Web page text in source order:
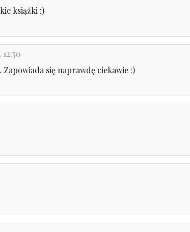
książki :)
Zapowiada się naprawdę ciekawie :)